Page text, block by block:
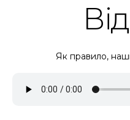
Як правило, наші